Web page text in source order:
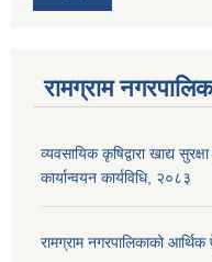
रामग्राम
व्यवसायिक कृषिद्वारा खाद्य
कार्यान्वयन कार्यविधि, २०८३
रामग्राम नगरपालिकाको